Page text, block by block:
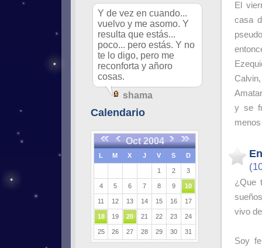
Y de vez en cuando...
vuelvo y me asomo. Y
resulta que estás...
poco... pero estás. Y no
te lo digo, pero me
reconforta y añoro
cosas.
shama
Calendario
Oct 2004
L M X J V S D
1 2 3
4 5 6 7 8 9 10
11 12 13 14 15 16 17
18 19 20 21 22 23 24
25 26 27 28 29 30 31
El
casa
y se
¿Que
vivo
Soy